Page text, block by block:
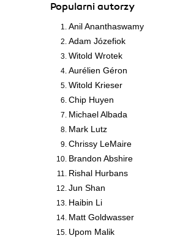
Popularni autorzy
Anil Ananthaswamy
Adam Józefiok
Witold Wrotek
Aurélien Géron
Witold Krieser
Chip Huyen
Michael Albada
Mark Lutz
Chrissy LeMaire
Brandon Abshire
Rishal Hurbans
Jun Shan
Haibin Li
Matt Goldwasser
Upom Malik